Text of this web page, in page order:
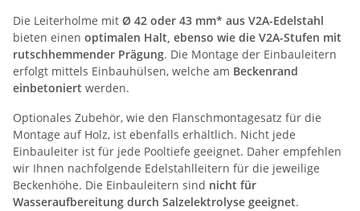
Die Leiterholme mit Ø 42 oder 43 mm* aus V2A-Edelstahl
bieten einen optimalen Halt, ebenso wie die V2A-Stufen mit
rutschhemmender Prägung. Die Montage der Einbauleitern
erfolgt mittels Einbauhülsen, welche am Beckenrand
einbetoniert werden.
Optionales Zubehör, wie den Flanschmontagesatz für die
Montage auf Holz, ist ebenfalls erhältlich. Nicht jede
Einbauleiter ist für jede Pooltiefe geeignet. Daher empfehlen
wir Ihnen nachfolgende Edelstahlleitern für die jeweilige
Beckenhöhe. Die Einbauleitern sind nicht für
Wasseraufbereitung durch Salzelektrolyse geeignet.